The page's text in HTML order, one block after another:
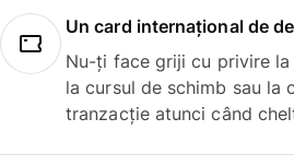
Un card internațional de
Nu-ți face griji cu privire
la cursul de schimb sau la
tranzacție atunci când